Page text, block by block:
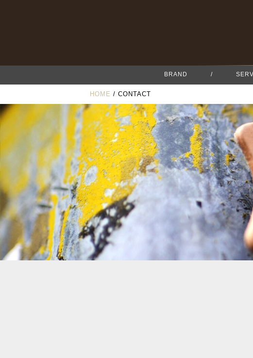
BRAND /
HOME / CONTACT